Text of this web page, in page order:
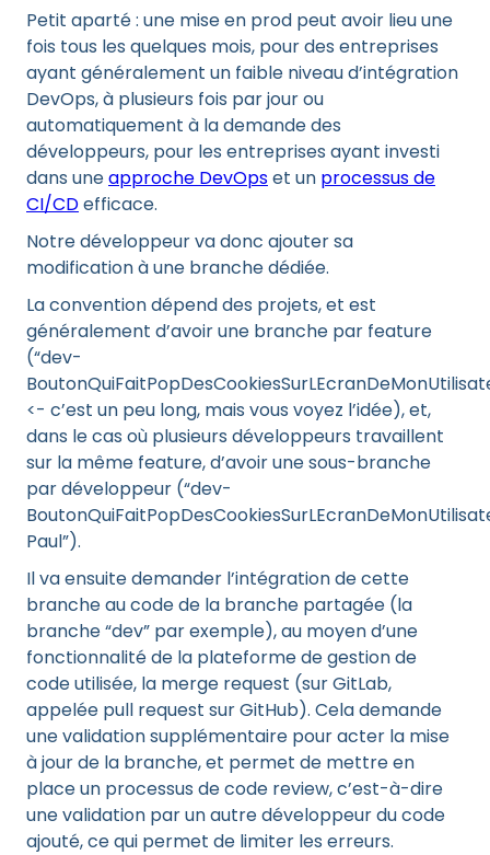
Petit aparté : une mise en prod peut avoir lieu une
fois tous les quelques mois, pour des entreprises
ayant généralement un faible niveau d’intégration
DevOps, à plusieurs fois par jour ou
automatiquement à la demande des
développeurs, pour les entreprises ayant investi
dans uneapproche DevOpset un processus de
CI/CDefficace.
Notre développeur va donc ajouter sa
modification à une branche dédiée.
La convention dépend des projets, et est
généralement d’avoir une branche par feature
(“dev-
<- c’est un peu long, mais vous voyez l’idée), et,
dans le cas où plusieurs développeurs travaillent
sur la même feature, d’avoir une sous-branche
par développeur (“dev-
Paul”).
Il va ensuite demander l’intégration de cette
branche au code de la branche partagée (la
branche “dev” par exemple), au moyen d’une
fonctionnalité de la plateforme de gestion de
code utilisée, la merge request (sur GitLab,
appelée pull request sur GitHub). Cela demande
une validation supplémentaire pour acter la mise
à jour de la branche, et permet de mettre en
place un processus de code review, c’est-à-dire
une validation par un autre développeur du code
ajouté, ce qui permet de limiter les erreurs.